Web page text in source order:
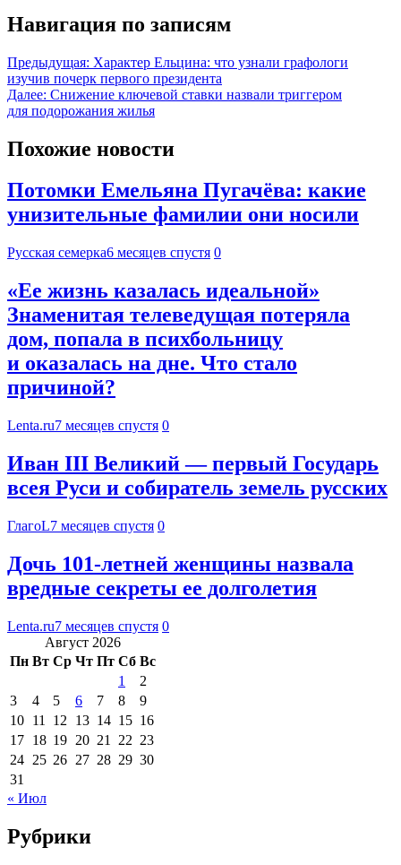
Навигация по записям
Предыдущая: Характер Ельцина: что узнали графологи
изучив почерк первого президента
Далее: Снижение ключевой ставки назвали триггером
для подорожания жилья
Похожие новости
Потомки Емельяна Пугачёва: какие
унизительные фамилии они носили
Русская семерка6 месяцев спустя 0
«Ее жизнь казалась идеальной»
Знаменитая телеведущая потеряла
дом, попала в психбольницу
и оказалась на дне. Что стало
причиной?
Lenta.ru7 месяцев спустя 0
Иван III Великий — первый Государь
всея Руси и собиратель земель русских
ГлагоL7 месяцев спустя 0
Дочь 101-летней женщины назвала
вредные секреты ее долголетия
Lenta.ru7 месяцев спустя 0
Август 2026
Пн Вт Ср Чт Пт Сб Вс
1
2
3
4 5 6 7 8
9
10 11 12 13 14 15 16
17 18 19 20 21 22 23
24 25 26 27 28 29 30
31
« Июл
Рубрики